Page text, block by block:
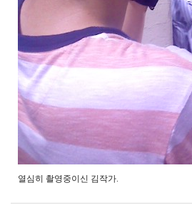
열심히 촬영중이신 김작가.